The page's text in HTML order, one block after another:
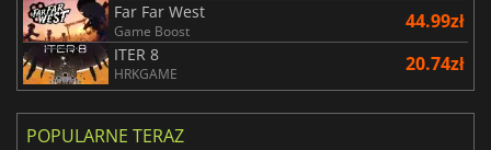
Far Far West
Game Boost 44.99zł
ITER 8
HRKGAME 20.74zł
POPULARNE TERAZ